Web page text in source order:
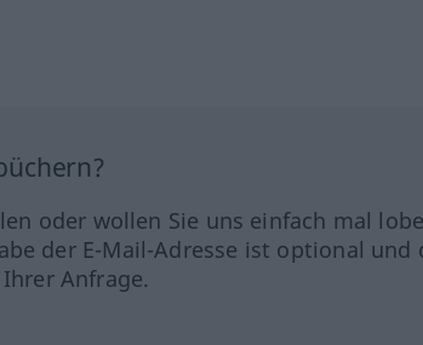
oder wollen Sie uns einfach mal
der E-Mail-Adresse ist optional und
Anfrage.